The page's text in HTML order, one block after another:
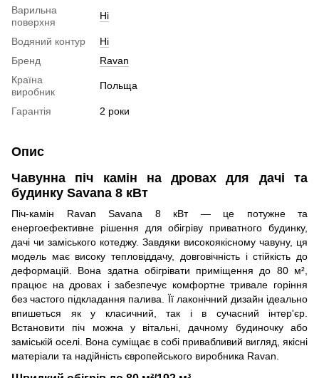
Варильна
поверхня
Ні
Водяний контур
Ні
Бренд
Ravan
Країна
виробник
Польща
Гарантія 2 роки
Опис
Чавунна піч камін на дровах для дачі та
будинку Savana 8 кВт
Піч-камін Ravan Savana 8 кВт — це потужне та
енергоефективне рішення для обігріву приватного будинку,
дачі чи заміського котеджу. Завдяки високоякісному чавуну, ця
модель має високу тепловіддачу, довговічність і стійкість до
деформацій. Вона здатна обігрівати приміщення до 80 м²,
працює на дровах і забезпечує комфортне тривале горіння
без частого підкладання палива. Її лаконічний дизайн ідеально
впишеться як у класичний, так і в сучасний інтер'єр.
Встановити піч можна у вітальні, дачному будиночку або
заміській оселі. Вона суміщає в собі привабливий вигляд, якісні
матеріали та надійність європейського виробника Ravan.